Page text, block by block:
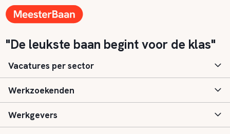
"De leukste baan begint voor de klas"
Vacatures per sector
Basisonderwijs
Speciaal (basis) onderwijs
Werkzoekenden
Aanmelden
Werkgevers